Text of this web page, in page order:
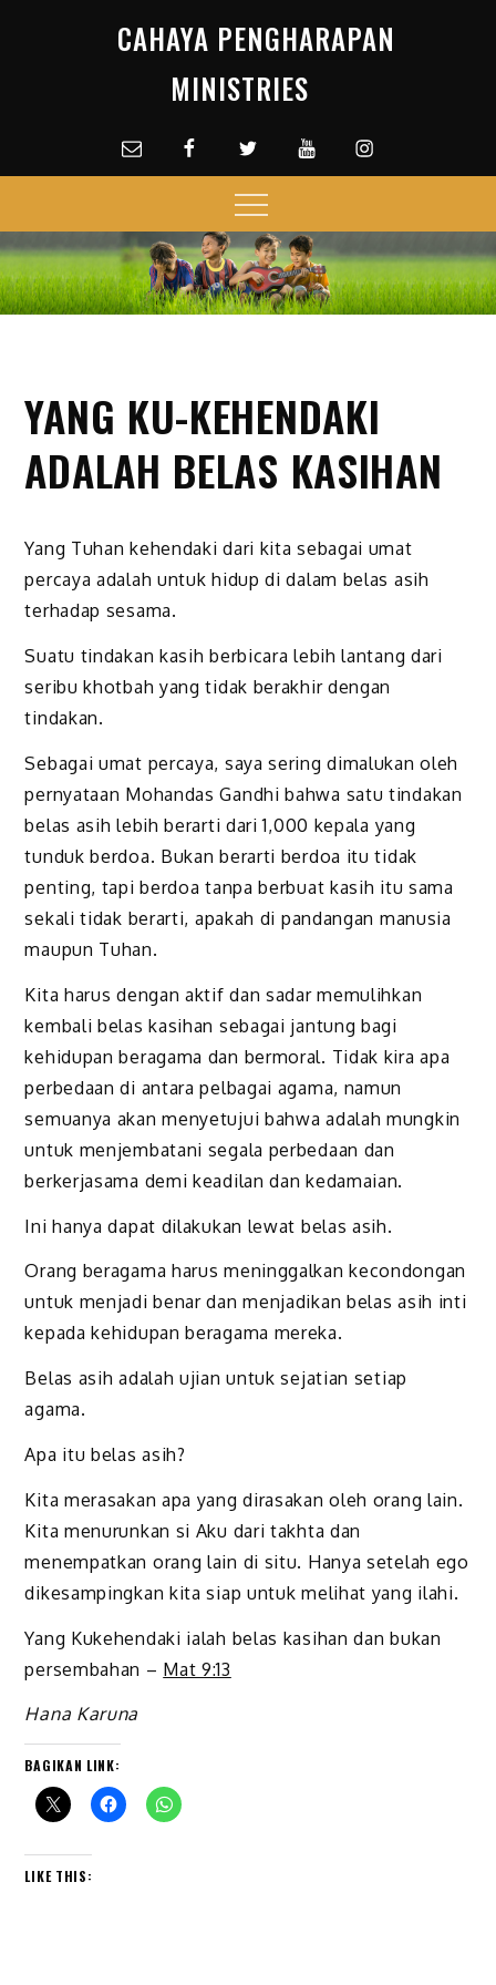
CAHAYA PENGHARAPAN
MINISTRIES
Email facebookTwitterYoutubeInstagram
Menu
YANG KU-KEHENDAKI
ADALAH BELAS KASIHAN
Yang Tuhan kehendaki dari kita sebagai umat
percaya adalah untuk hidup di dalam belas asih
terhadap sesama.
Suatu tindakan kasih berbicara lebih lantang dari
seribu khotbah yang tidak berakhir dengan
tindakan.
Sebagai umat percaya, saya sering dimalukan oleh
pernyataan Mohandas Gandhi bahwa satu tindakan
belas asih lebih berarti dari 1,000 kepala yang
tunduk berdoa. Bukan berarti berdoa itu tidak
penting, tapi berdoa tanpa berbuat kasih itu sama
sekali tidak berarti, apakah di pandangan manusia
maupun Tuhan.
Kita harus dengan aktif dan sadar memulihkan
kembali belas kasihan sebagai jantung bagi
kehidupan beragama dan bermoral. Tidak kira apa
perbedaan di antara pelbagai agama, namun
semuanya akan menyetujui bahwa adalah mungkin
untuk menjembatani segala perbedaan dan
berkerjasama demi keadilan dan kedamaian.
Ini hanya dapat dilakukan lewat belas asih.
Orang beragama harus meninggalkan kecondongan
untuk menjadi benar dan menjadikan belas asih inti
kepada kehidupan beragama mereka.
Belas asih adalah ujian untuk sejatian setiap
agama.
Apa itu belas asih?
Kita merasakan apa yang dirasakan oleh orang lain.
Kita menurunkan si Aku dari takhta dan
menempatkan orang lain di situ. Hanya setelah ego
dikesampingkan kita siap untuk melihat yang ilahi.
Yang Kukehendaki ialah belas kasihan dan bukan
persembahan – Mat 9:13
Hana Karuna
BAGIKAN LINK:
LIKE THIS: